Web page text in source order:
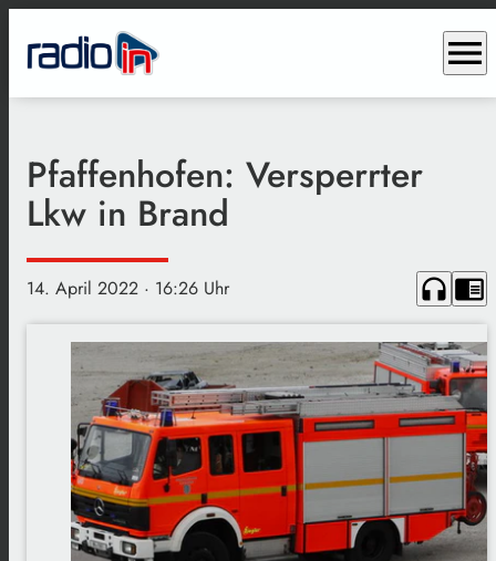
menu
Pfaffenhofen: Versperrter
Lkw in Brand
14. April 2022 · 16:26 Uhr headphones chrome_reader_mode